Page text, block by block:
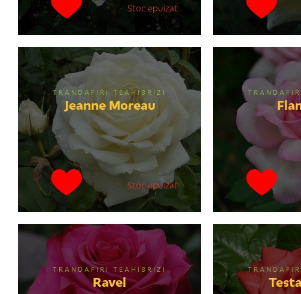
Stoc epuizat
TRANDAFIRI TEAHIBRIZI
Jeanne Moreau
Stoc epuizat
TRANDAFIRI TEAHIBRIZI
Ravel